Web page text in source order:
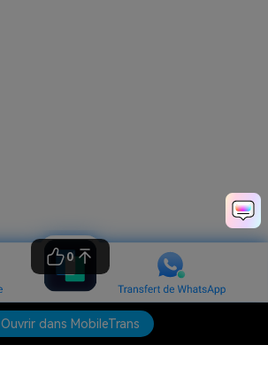
Ouvrir dans MobileTrans
0